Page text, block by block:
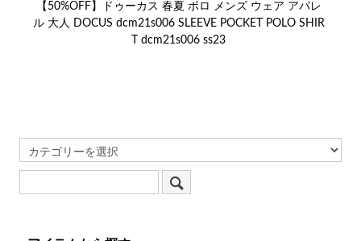
【50%OFF】ドゥーカス 春夏 ポロ メンズ ウェア アパレ
ル 大人 DOCUS dcm21s006 SLEEVE POCKET POLO SHIR
T dcm21s006 ss23